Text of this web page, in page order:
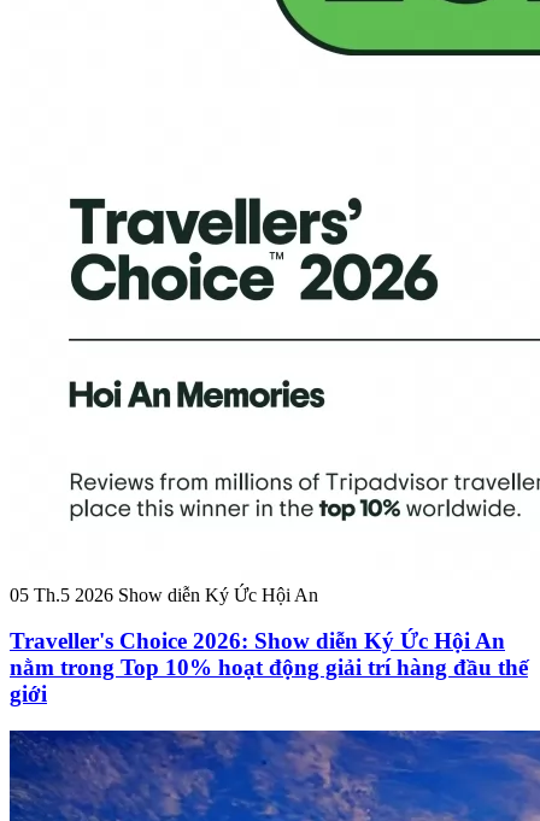
05 Th.5 2026 Show diễn Ký Ức Hội An
Traveller's Choice 2026: Show diễn Ký Ức Hội An
nằm trong Top 10% hoạt động giải trí hàng đầu thế
giới